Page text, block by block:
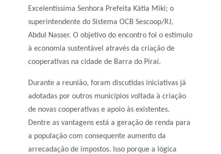
Excelentíssima Senhora Prefeita Kátia Miki; o
superintendente do Sistema OCB Sescoop/RJ,
Abdul Nasser. O objetivo do encontro foi o estímulo
à economia sustentável através da criação de
cooperativas na cidade de Barra do Piraí.
Durante a reunião, foram discutidas iniciativas já
adotadas por outros municípios voltada à criação
de novas cooperativas e apoio às existentes.
Dentre as vantagens está a geração de renda para
a população com consequente aumento da
arrecadação de impostos. Isso porque a lógica